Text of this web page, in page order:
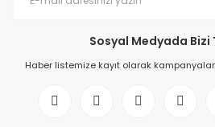
Sosyal Medyada Bizi
Haber listemize kayıt olarak